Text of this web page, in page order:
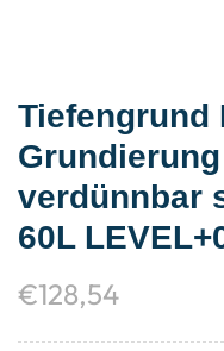
Tiefengrund
verdünnbar
60L
€128,54